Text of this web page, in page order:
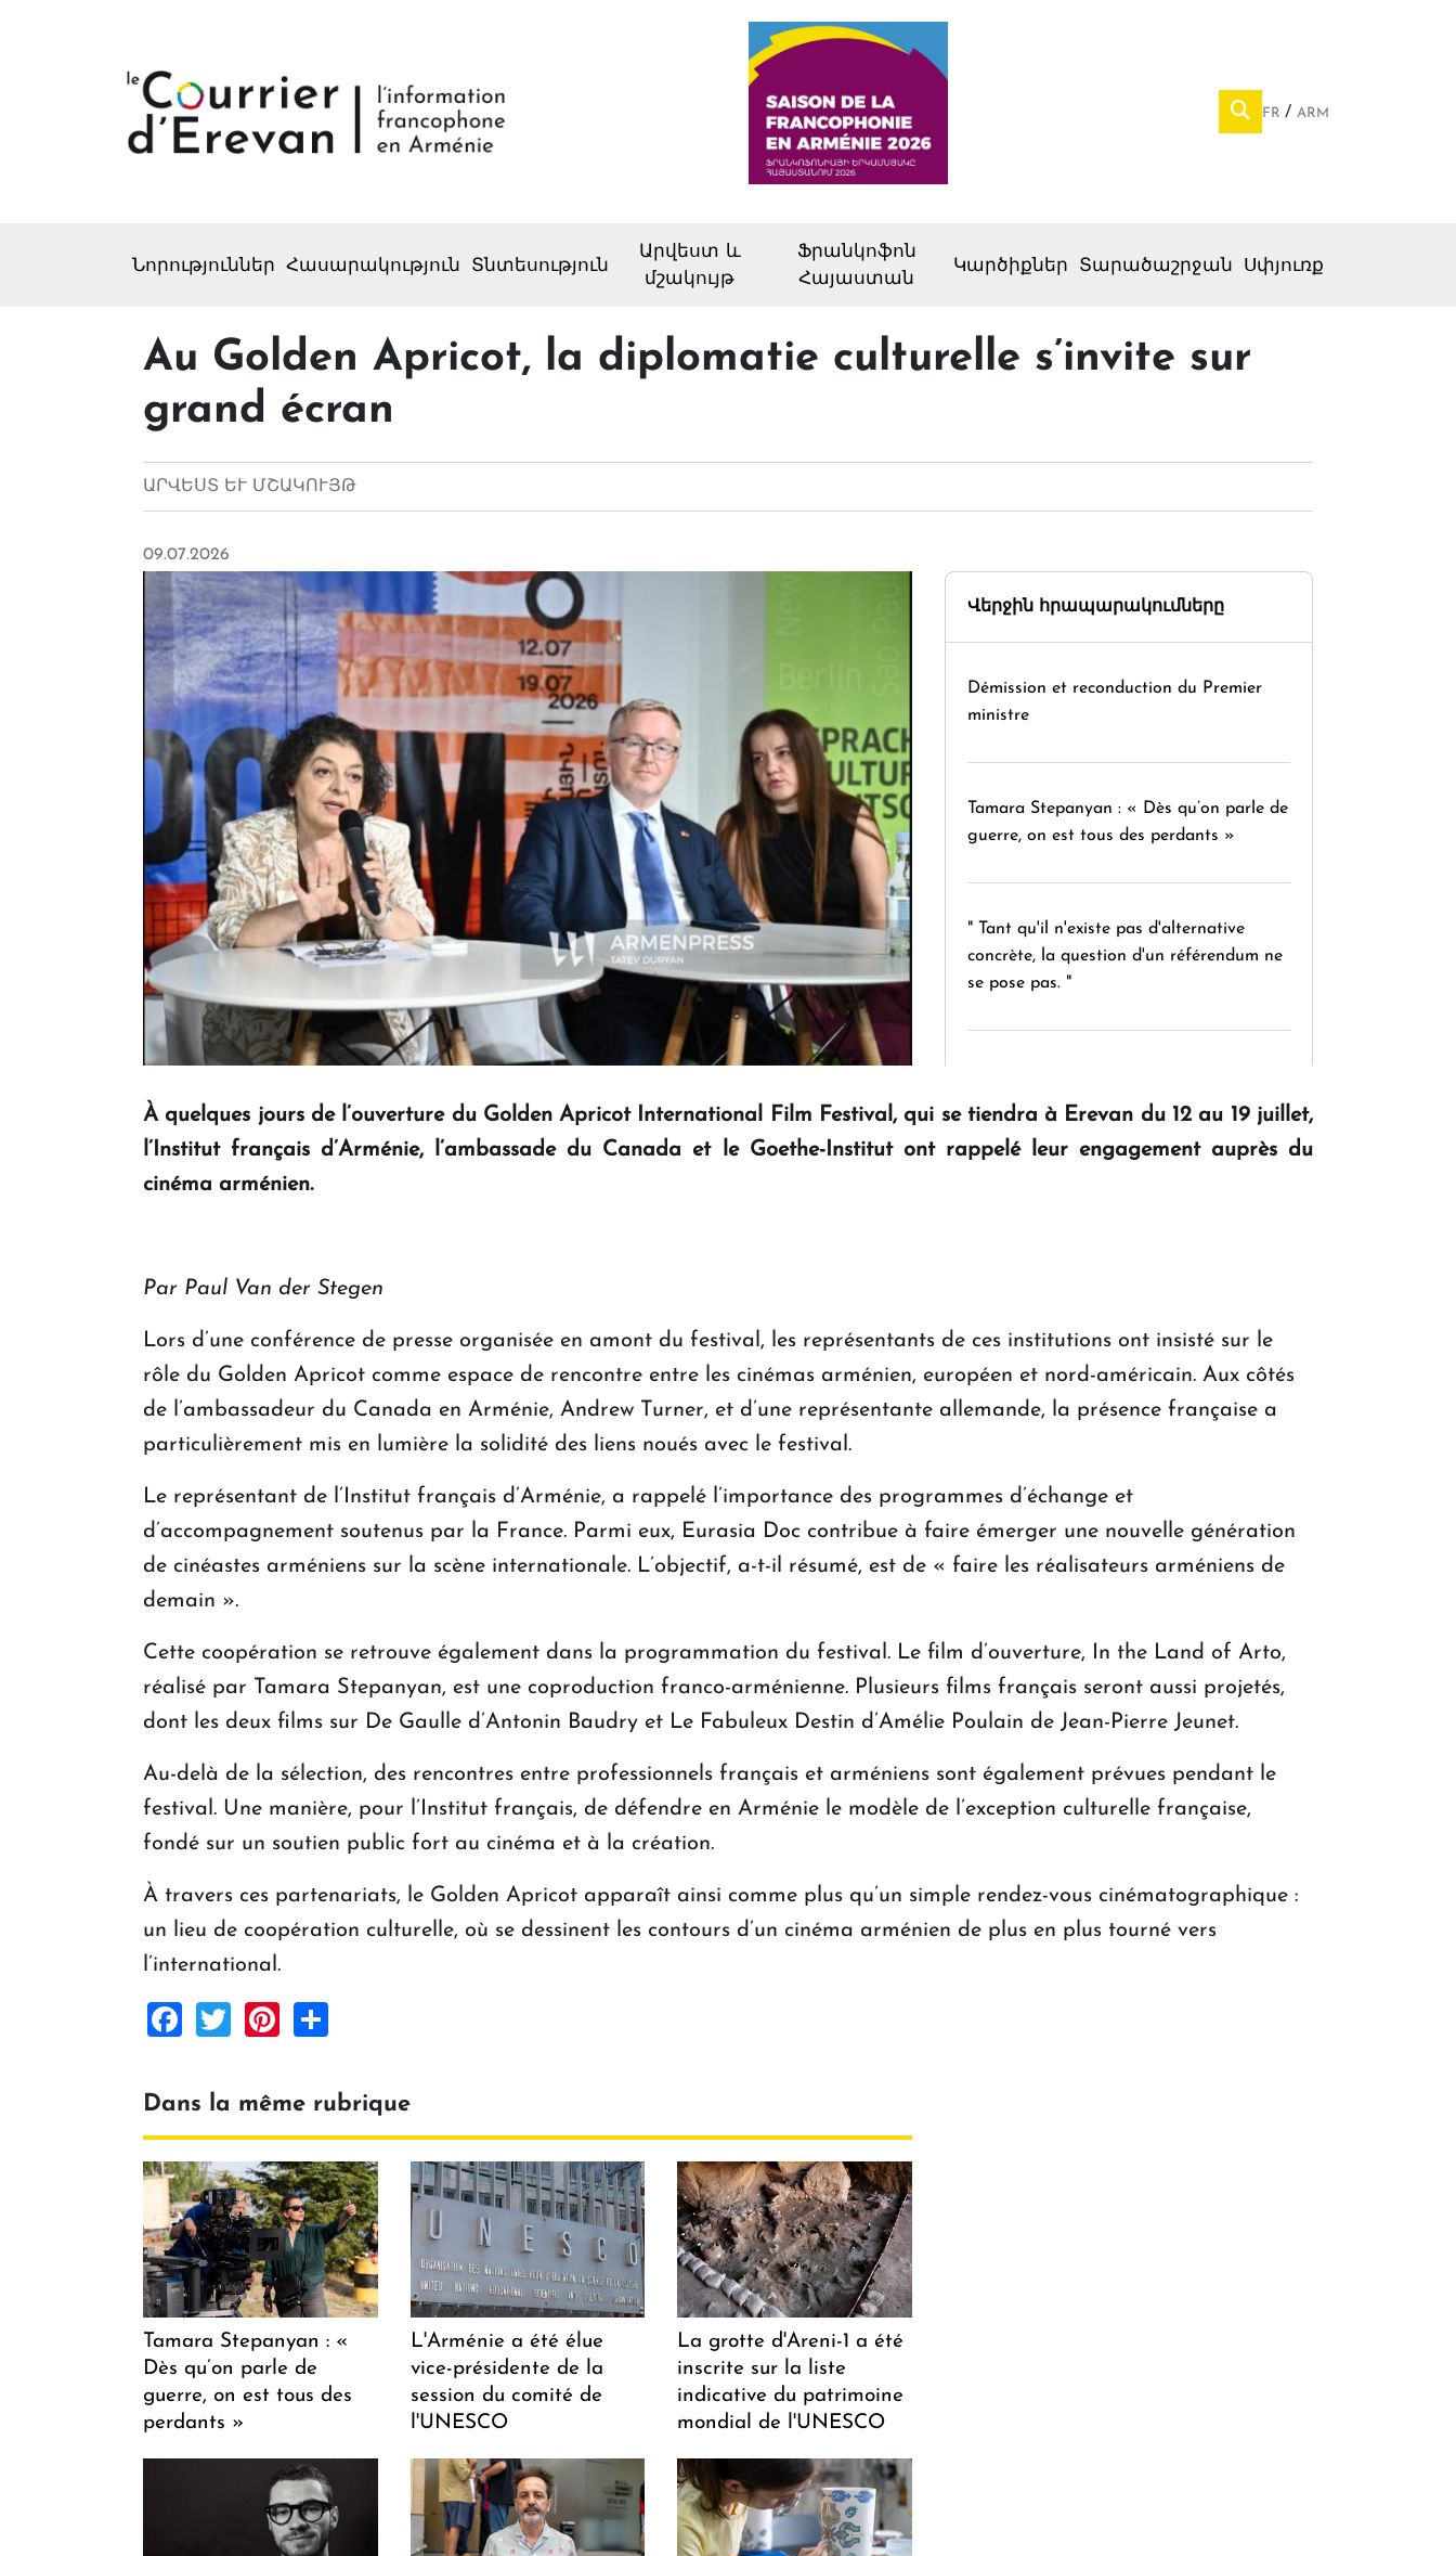
FR ARM
Նորություններ Հասարակություն Տնտեսություն
Արվեստ և
մշակույթ
Ֆրանկոֆոն
Հայաստան
Կարծիքներ Տարածաշրջան Սփյուռք
Au Golden Apricot, la diplomatie culturelle s’invite sur
grand écran
ԱՐՎԵՍՏ ԵՒ ՄՇԱԿՈՒՅԹ
09.07.2026
Վերջին հրապարակումները
Démission et reconduction du Premier
ministre
Tamara Stepanyan : « Dès qu’on parle de
guerre, on est tous des perdants »
" Tant qu'il n'existe pas d'alternative
concrète, la question d'un référendum ne
se pose pas. "
d'avenir en Arménie
À quelques jours de l’ouverture du Golden Apricot International Film Festival, qui se tiendra à Erevan du 12 au 19 juillet,
l’Institut français d’Arménie, l’ambassade du Canada et le Goethe-Institut ont rappelé leur engagement auprès du
cinéma arménien.
Par Paul Van der Stegen
Lors d’une conférence de presse organisée en amont du festival, les représentants de ces institutions ont insisté sur le
rôle du Golden Apricot comme espace de rencontre entre les cinémas arménien, européen et nord-américain. Aux côtés
de l’ambassadeur du Canada en Arménie, Andrew Turner, et d’une représentante allemande, la présence française a
particulièrement mis en lumière la solidité des liens noués avec le festival.
Le représentant de l’Institut français d’Arménie, a rappelé l’importance des programmes d’échange et
d’accompagnement soutenus par la France. Parmi eux, Eurasia Doc contribue à faire émerger une nouvelle génération
de cinéastes arméniens sur la scène internationale. L’objectif, a-t-il résumé, est de « faire les réalisateurs arméniens de
demain ».
Cette coopération se retrouve également dans la programmation du festival. Le film d’ouverture, In the Land of Arto,
réalisé par Tamara Stepanyan, est une coproduction franco-arménienne. Plusieurs films français seront aussi projetés,
dont les deux films sur De Gaulle d’Antonin Baudry et Le Fabuleux Destin d’Amélie Poulain de Jean-Pierre Jeunet.
Au-delà de la sélection, des rencontres entre professionnels français et arméniens sont également prévues pendant le
festival. Une manière, pour l’Institut français, de défendre en Arménie le modèle de l’exception culturelle française,
fondé sur un soutien public fort au cinéma et à la création.
À travers ces partenariats, le Golden Apricot apparaît ainsi comme plus qu’un simple rendez-vous cinématographique :
un lieu de coopération culturelle, où se dessinent les contours d’un cinéma arménien de plus en plus tourné vers
l’international.
Facebook
TwitterPinterest
Dans la même rubrique
Tamara Stepanyan : «
Dès qu’on parle de
guerre, on est tous des
perdants »
L'Arménie a été élue
vice-présidente de la
session du comité de
l'UNESCO
La grotte d'Areni-1 a été
inscrite sur la liste
indicative du patrimoine
mondial de l'UNESCO